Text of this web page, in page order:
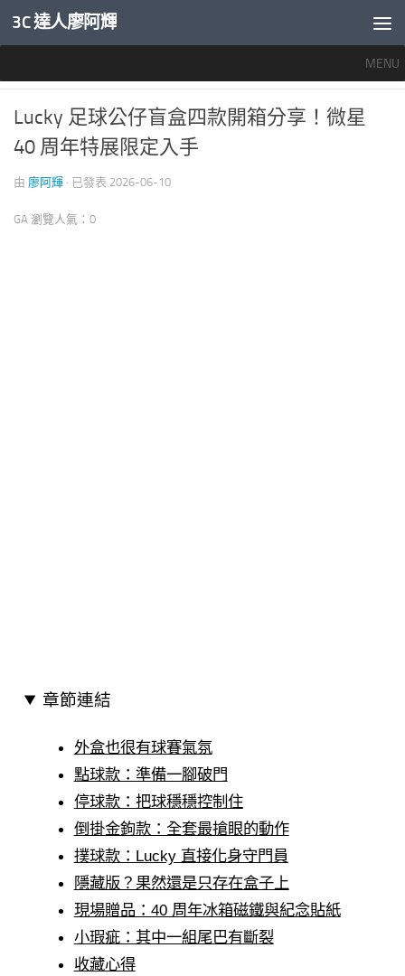
內文下方
3C 達人廖阿輝
MENU
0
Lucky 足球公仔盲盒四款開箱分享！微星
40 周年特展限定入手
由 廖阿輝 · 已發表 2026-06-10
GA 瀏覽人氣：0
章節連結
外盒也很有球賽氣氛
點球款：準備一腳破門
停球款：把球穩穩控制住
倒掛金鉤款：全套最搶眼的動作
撲球款：Lucky 直接化身守門員
隱藏版？果然還是只存在盒子上
現場贈品：40 周年冰箱磁鐵與紀念貼紙
小瑕疵：其中一組尾巴有斷裂
收藏心得